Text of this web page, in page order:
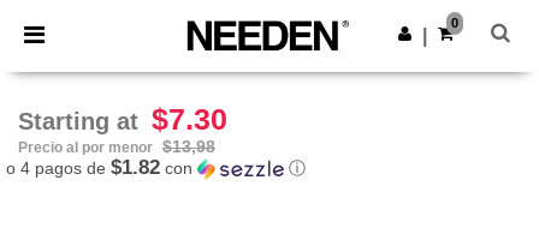
× App de Needen
¡Mejores precios en app!
Descargar app
0
Starting at $7.30
Precio al por menor $13,98
o 4 pagos de $1.82 con ⓘ